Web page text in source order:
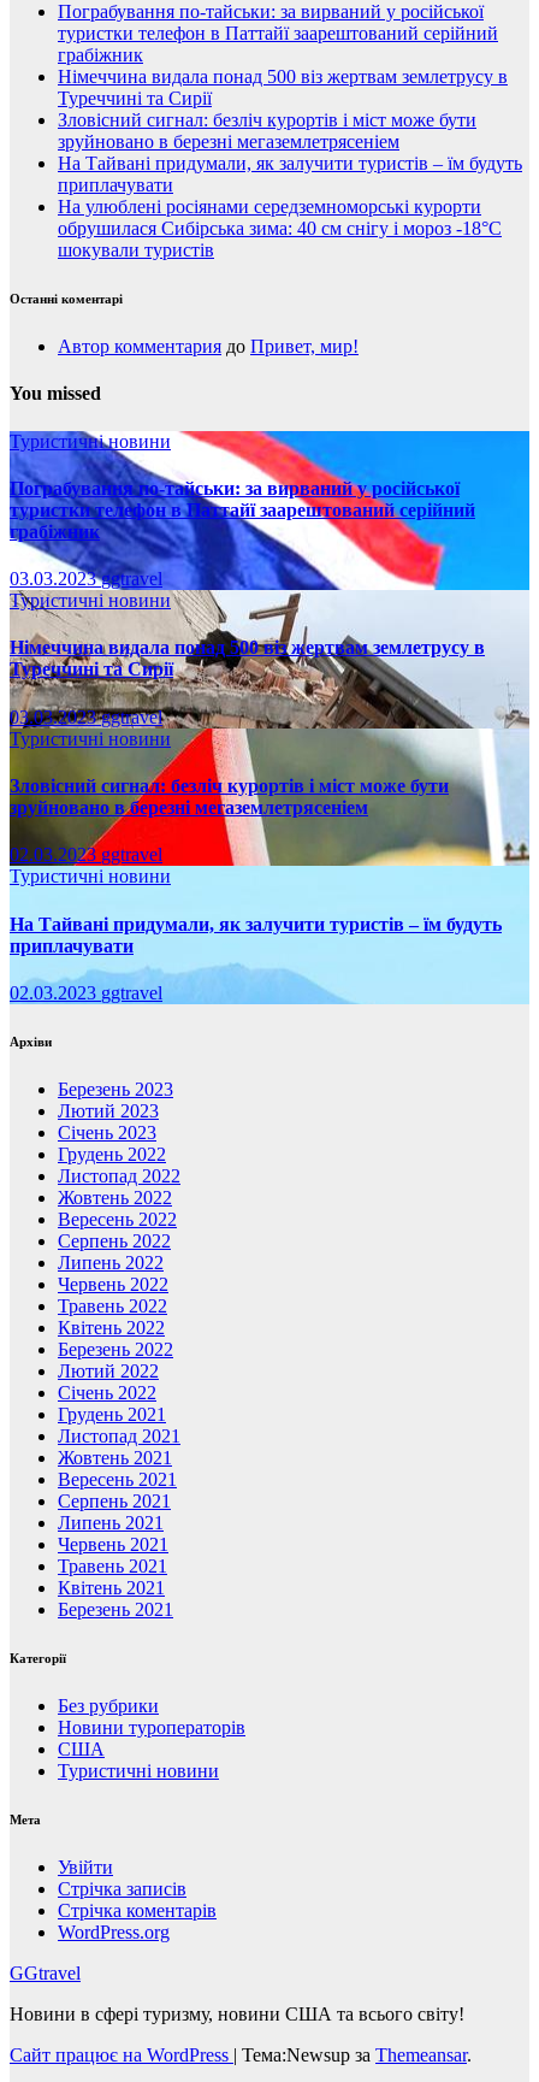
Пограбування по-тайськи: за вирваний у російської
туристки телефон в Паттайї заарештований серійний
грабіжник
Німеччина видала понад 500 віз жертвам землетрусу в
Туреччині та Сирії
Зловісний сигнал: безліч курортів і міст може бути
зруйновано в березні мегаземлетрясеніем
На Тайвані придумали, як залучити туристів – їм будуть
приплачувати
На улюблені росіянами середземноморські курорти
обрушилася Сибірська зима: 40 см снігу і мороз -18°C
шокували туристів
Останні коментарі
Автор комментария до Привет, мир!
You missed
Туристичні новини
Пограбування по-тайськи: за вирваний у російської
туристки телефон в Паттайї заарештований серійний
грабіжник
03.03.2023ggtravel
Туристичні новини
Німеччина видала понад 500 віз жертвам землетрусу в
Туреччині та Сирії
03.03.2023ggtravel
Туристичні новини
Зловісний сигнал: безліч курортів і міст може бути
зруйновано в березні мегаземлетрясеніем
02.03.2023 ggtravel
Туристичні новини
На Тайвані придумали, як залучити туристів – їм будуть
приплачувати
02.03.2023 ggtravel
Архіви
Березень 2023
Лютий 2023
Січень 2023
Грудень 2022
Листопад 2022
Жовтень 2022
Вересень 2022
Серпень 2022
Липень 2022
Червень 2022
Травень 2022
Квітень 2022
Березень 2022
Лютий 2022
Січень 2022
Грудень 2021
Листопад 2021
Жовтень 2021
Вересень 2021
Серпень 2021
Липень 2021
Червень 2021
Травень 2021
Квітень 2021
Березень 2021
Категорії
Без рубрики
Новини туроператорів
США
Туристичні новини
Мета
Увійти
Стрічка записів
Стрічка коментарів
WordPress.org
GGtravel
Новини в сфері туризму, новини США та всього світу!
Сайт працює на WordPress | Тема:Newsup за Themeansar.